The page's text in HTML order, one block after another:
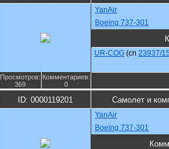
YanAir
Boeing 737-301
UR-COG (cn 23937/
Просмотров:
369
Комментариев:
0
ID: 0000119201 Самолет и
YanAir
Boeing 737-301